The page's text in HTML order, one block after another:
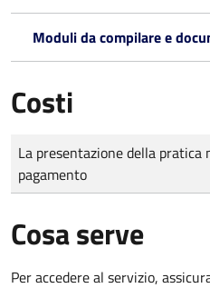
Moduli da compilare e
Costi
Tipo di pagamento
Importo
La presentazione della pratica
pagamento
Cosa serve
Per accedere al servizio,